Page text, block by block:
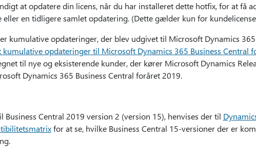
at opdatere din licens, når du har installeret dette hotfix, for at få
eller en tidligere samlet opdatering. (Dette gælder kun for
kumulative opdateringer, der blev udgivet til Microsoft Dynamics
kumulative opdateringer til Microsoft Dynamics 365 Business Central
til nye og eksisterende kunder, der kører Microsoft Dynamics
Dynamics 365 Business Central foråret 2019.
Business Central 2019 version 2 (version 15), henvises der til
for at se, hvilke Business Central 15-versioner der er